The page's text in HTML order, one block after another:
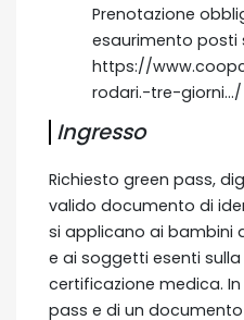
Prenotazione
esaurimento posti
https://
rodari.-tre-giorni…/
Ingresso
Richiesto green pass,
valido documento di
si applicano ai bambini
e ai soggetti esenti
certificazione medica.
pass e di un